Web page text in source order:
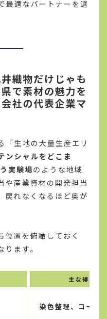
最適なパートナーを選
織物だけじゃも
で素材の魅力を
社の代表企業マ
「生地の大量生産エリ
ンシャルをどこま
実験場のような地域
や産業資材の開発担当
戻れなくなるほど奥が
位置を俯瞰しておく
ます。
主な得意領
染色整理、コーテ